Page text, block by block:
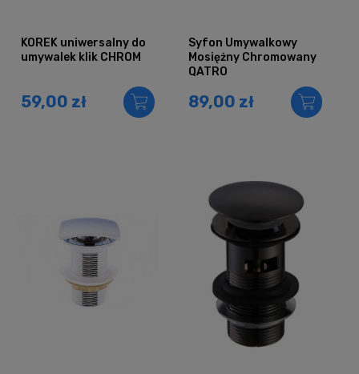
KOREK uniwersalny do
umywalek klik CHROM
59,00 zł
Syfon Umywalkowy
Mosiężny Chromowany
QATRO
89,00 zł